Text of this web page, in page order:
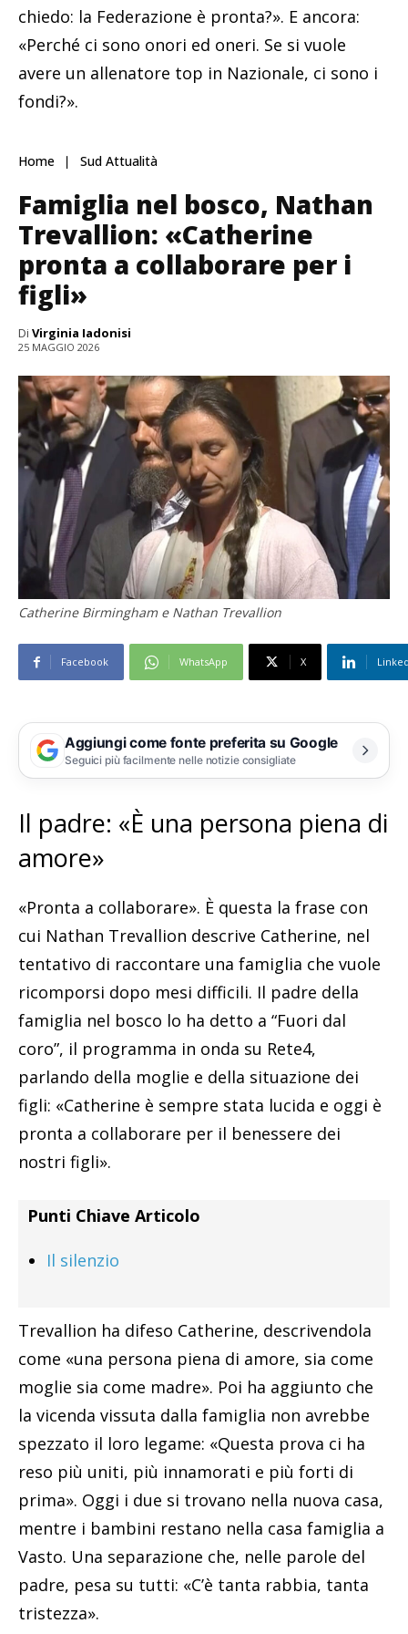
chiedo: la Federazione è pronta?». E ancora:
«Perché ci sono onori ed oneri. Se si vuole
avere un allenatore top in Nazionale, ci sono i
fondi?».
Home Sud Attualità
Famiglia nel bosco, Nathan
Trevallion: «Catherine
pronta a collaborare per i
figli»
Di Virginia Iadonisi
25 MAGGIO 2026
Catherine Birmingham e Nathan Trevallion
Facebook WhatsApp X
Aggiungi come fonte preferita su Google
Seguici più facilmente nelle notizie consigliate
Il padre: «È una persona piena di
amore»
«Pronta a collaborare». È questa la frase con
cui Nathan Trevallion descrive Catherine, nel
tentativo di raccontare una famiglia che vuole
ricomporsi dopo mesi difficili. Il padre della
famiglia nel bosco lo ha detto a “Fuori dal
coro”, il programma in onda su Rete4,
parlando della moglie e della situazione dei
figli: «Catherine è sempre stata lucida e oggi è
pronta a collaborare per il benessere dei
nostri figli».
Punti Chiave Articolo
Il silenzio
Trevallion ha difeso Catherine, descrivendola
come «una persona piena di amore, sia come
moglie sia come madre». Poi ha aggiunto che
la vicenda vissuta dalla famiglia non avrebbe
spezzato il loro legame: «Questa prova ci ha
reso più uniti, più innamorati e più forti di
prima». Oggi i due si trovano nella nuova casa,
mentre i bambini restano nella casa famiglia a
Vasto. Una separazione che, nelle parole del
padre, pesa su tutti: «C’è tanta rabbia, tanta
tristezza».